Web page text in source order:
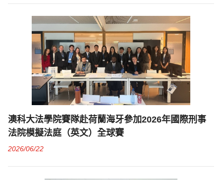
澳科大法學院賽隊赴荷蘭海牙參加2026年國際刑事
法院模擬法庭（英文）全球賽
2026/06/22